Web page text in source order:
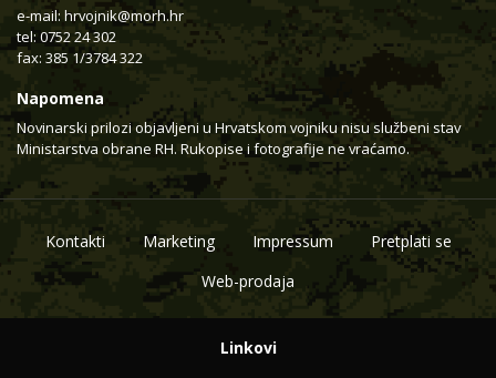
e-mail: hrvojnik@morh.hr
tel: 0752 24 302
fax: 385 1/3784 322
Napomena
Novinarski prilozi objavljeni u Hrvatskom vojniku nisu službeni stav
Ministarstva obrane RH. Rukopise i fotografije ne vraćamo.
Kontakti Marketing Impressum
Pretplati se
Web-prodaja
Linkovi